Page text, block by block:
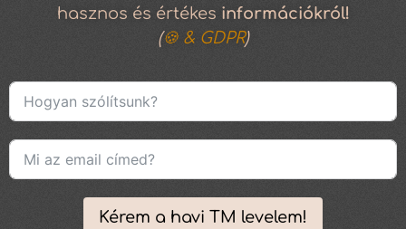
hasznos és értékes információkról!
(🍪 & GDPR)
Kérem a havi TM levelem!